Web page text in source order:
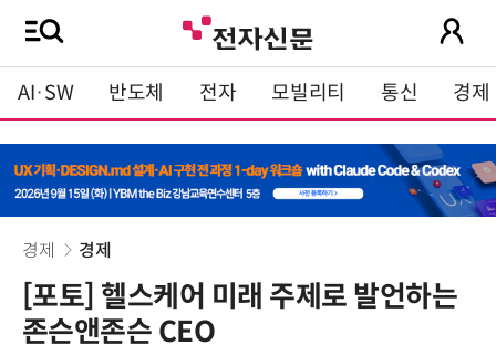
AI·SW 반도체 전자 모빌리티 통신 경제
경제 경제
[포토] 헬스케어 미래 주제로 발언하는
존슨앤존슨 CEO